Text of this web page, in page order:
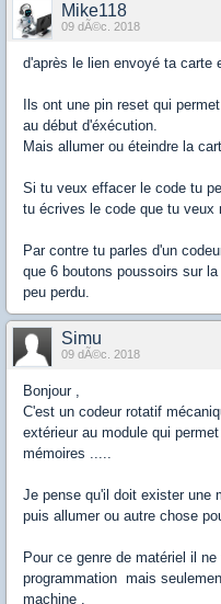
Mike118
09 dÃ©c. 2018
d'après le lien envoyé ta carte
Ils ont une pin reset qui
au début d'éxécution.
Mais allumer ou éteindre la
Si tu veux effacer le code tu
tu écrives le code que tu veux
Par contre tu parles d'un
que 6 boutons poussoirs sur
peu perdu.
Simu
09 dÃ©c. 2018
Bonjour ,
C'est un codeur rotatif
extérieur au module qui
mémoires .....
Je pense qu'il doit exister une
puis allumer ou autre chose
Pour ce genre de matériel il
programmation mais
machine .